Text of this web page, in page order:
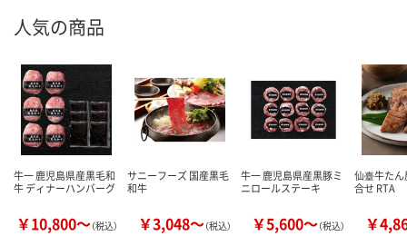
人気の商品
牛一 鹿児島県産黒毛和
牛 ディナーハンバーグ
￥10,800～（税込）
サニーフーズ 国産黒毛
和牛
￥3,048～（税込）
牛一 鹿児島県産黒豚ミ
ニロールステーキ
￥5,600～（税込）
仙臺牛た
合せ RTA
￥